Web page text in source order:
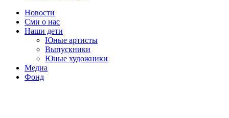
Новости
Сми о нас
Наши дети
Юные артисты
Выпускники
Юные художники
Медиа
Фонд